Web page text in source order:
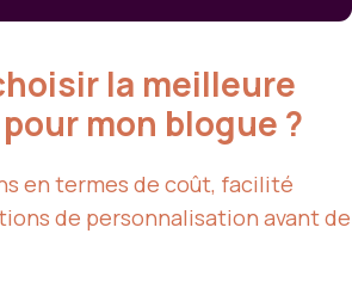
la meilleure
mon blogue ?
en termes de coût, facilité
de personnalisation avant de